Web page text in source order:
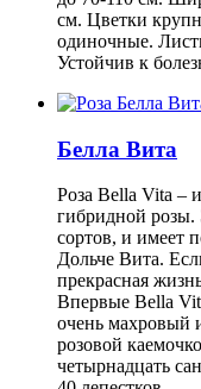
см. Цветки
одиночные.
Устойчив к
Белла Вита
Роза Bella Vita –
гибридной
сортов, и имеет
Дольче Вита.
прекрасная
Впервые Bella
очень махровый
розовой
четырнадцать